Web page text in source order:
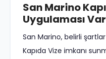
San Marino
Uygulaması Var
San Marino, belirli
Kapıda Vize imkanı